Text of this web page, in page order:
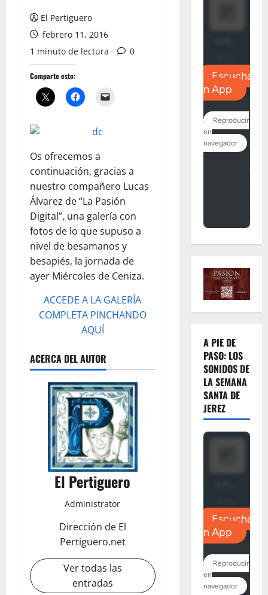
El Pertiguero
febrero 11, 2016
1 minuto de lectura
0
Comparte esto:
Os ofrecemos a
continuación, gracias a
nuestro compañero Lucas
Álvarez de “La Pasión
Digital”, una galería con
fotos de lo que supuso a
nivel de besamanos y
besapiés, la jornada de
ayer Miércoles de Ceniza.
ACCEDE A LA GALERÍA
COMPLETA PINCHANDO
AQUÍ
ACERCA DEL AUTOR
El Pertiguero
Administrator
Dirección de El
Pertiguero.net
Ver todas las
entradas
A PIE DE
PASO: LOS
SONIDOS DE
LA SEMANA
SANTA DE
JEREZ